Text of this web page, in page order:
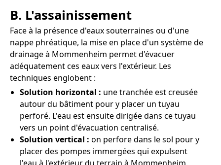
B. L'assainissement
Face à la présence d'eaux souterraines ou d'une
nappe phréatique, la mise en place d'un système de
drainage à Mommenheim permet d'évacuer
adéquatement ces eaux vers l'extérieur. Les
techniques englobent :
Solution horizontal : une tranchée est creusée
autour du bâtiment pour y placer un tuyau
perforé. L'eau est ensuite dirigée dans ce tuyau
vers un point d'évacuation centralisé.
Solution vertical : on perfore dans le sol pour y
placer des pompes immergées qui expulsent